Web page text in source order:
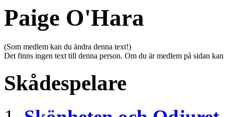
Paige O'Hara
(Som medlem kan du ändra denna text!)
Det finns ingen text till denna person. Om du är medlem på sidan
Skådespelare